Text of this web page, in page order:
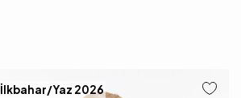
İlkbahar/Yaz 2026